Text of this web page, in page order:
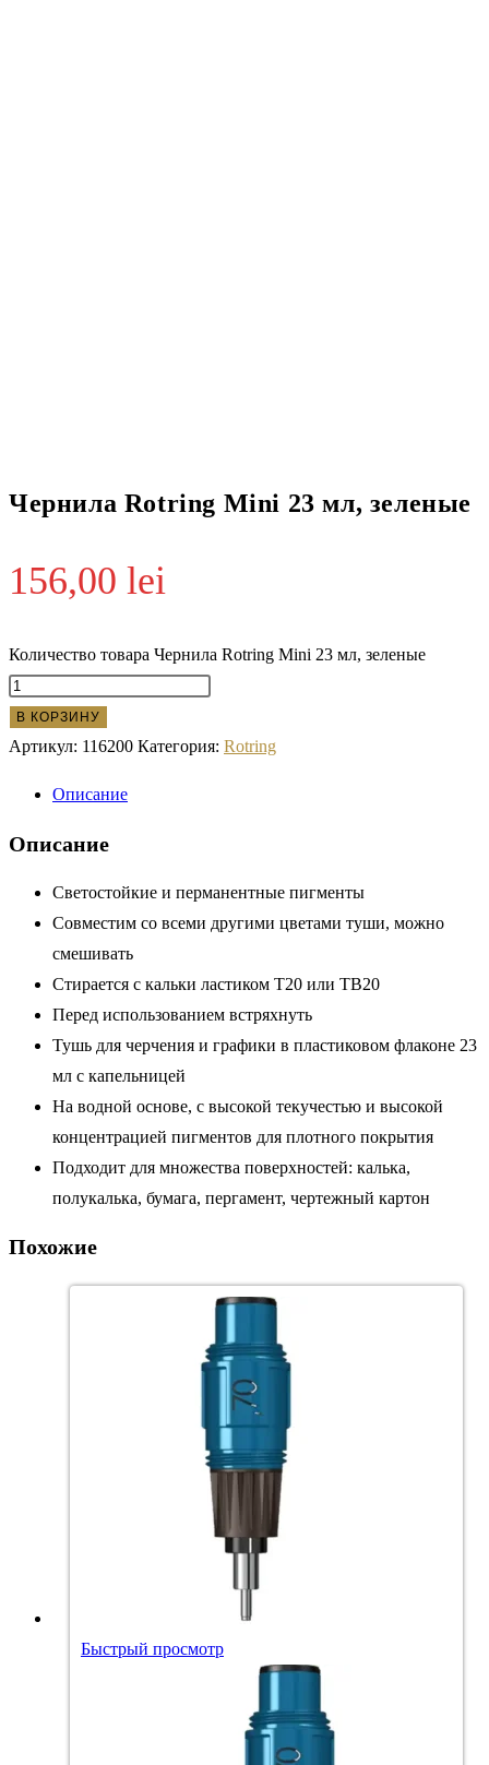
Чернила Rotring Mini 23 мл, зеленые
156,00 lei
Количество товара Чернила Rotring Mini 23 мл, зеленые
В КОРЗИНУ
Артикул: 116200 Категория: Rotring
Описание
Описание
Светостойкие и перманентные пигменты
Совместим со всеми другими цветами туши, можно
смешивать
Стирается с кальки ластиком T20 или TB20
Перед использованием встряхнуть
Тушь для черчения и графики в пластиковом флаконе 23
мл с капельницей
На водной основе, с высокой текучестью и высокой
концентрацией пигментов для плотного покрытия
Подходит для множества поверхностей: калька,
полукалька, бумага, пергамент, чертежный картон
Похожие
Быстрый просмотр